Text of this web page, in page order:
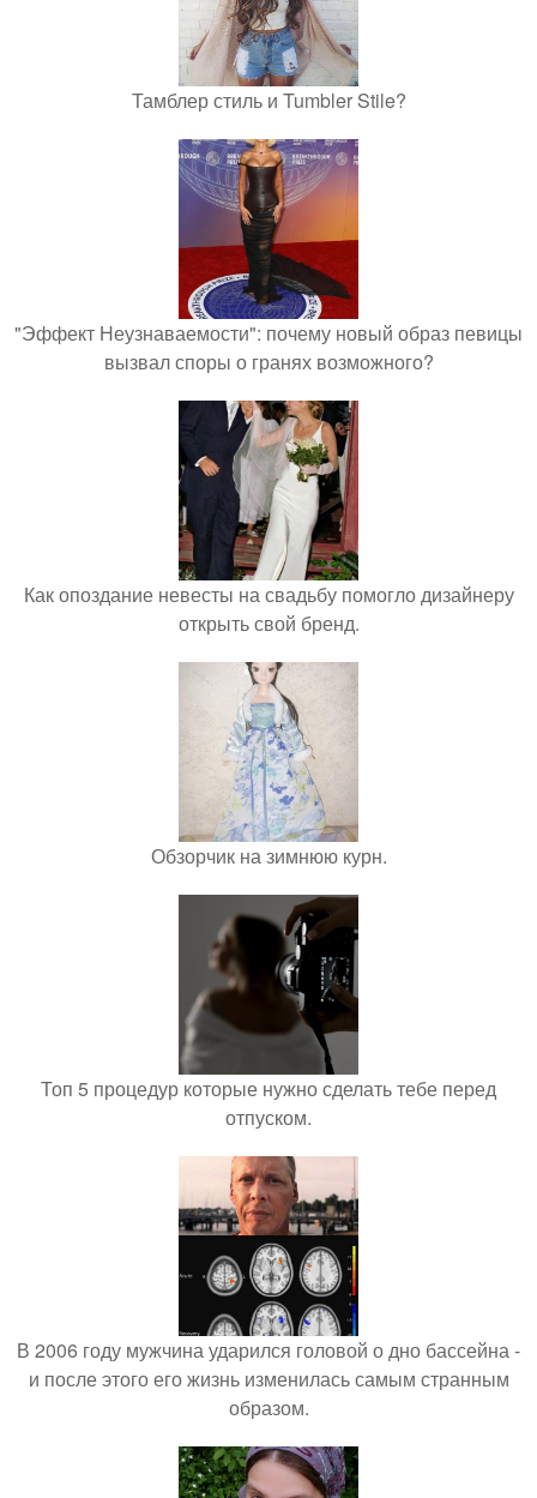
Тамблер стиль и Tumbler Stile?
"Эффект Неузнаваемости": почему новый образ певицы
вызвал споры о гранях возможного?
Как опоздание невесты на свадьбу помогло дизайнеру
открыть свой бренд.
Обзорчик на зимнюю курн.
Топ 5 процедур которые нужно сделать тебе перед
отпуском.
В 2006 году мужчина ударился головой о дно бассейна -
и после этого его жизнь изменилась самым странным
образом.